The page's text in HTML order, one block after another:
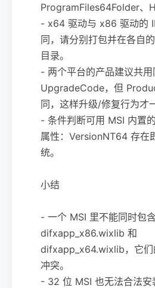
ProgramFiles64Folder、
- x64 驱动与 x86 驱动的
同，请分别打包并在各自
目录。
- 两个平台的产品建议共用
UpgradeCode，但
同，这样升级/修复行为才
- 条件判断可用 MSI 内置
属性：VersionNT64 存在
统。
小结
- 一个 MSI 里不能同时包
difxapp_x86.wixlib 和
difxapp_x64.wixlib，它们
冲突。
- 32 位 MSI 也无法合法安